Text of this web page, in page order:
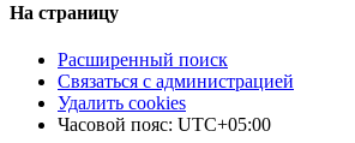
На страницу
Расширенный поиск
Связаться с администрацией
Удалить cookies
Часовой пояс: UTC+05:00